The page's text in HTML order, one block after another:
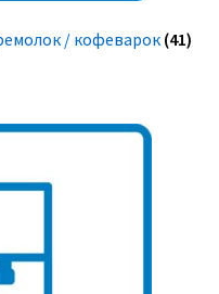
/ кофеварок (41)